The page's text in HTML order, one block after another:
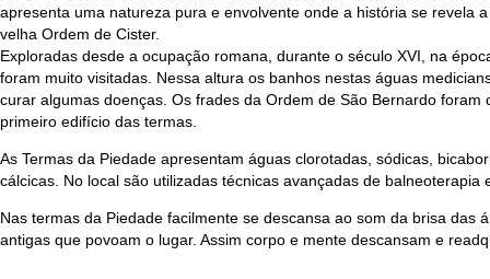
apresenta uma natureza pura e envolvente onde a história se revela
velha Ordem de Cister.
Exploradas desde a ocupação romana, durante o século XVI, na
foram muito visitadas. Nessa altura os banhos nestas águas
curar algumas doenças. Os frades da Ordem de São Bernardo foram
primeiro edifício das termas.
As Termas da Piedade apresentam águas clorotadas, sódicas,
cálcicas. No local são utilizadas técnicas avançadas de balneoterapia
Nas termas da Piedade facilmente se descansa ao som da brisa das
antigas que povoam o lugar. Assim corpo e mente descansam e